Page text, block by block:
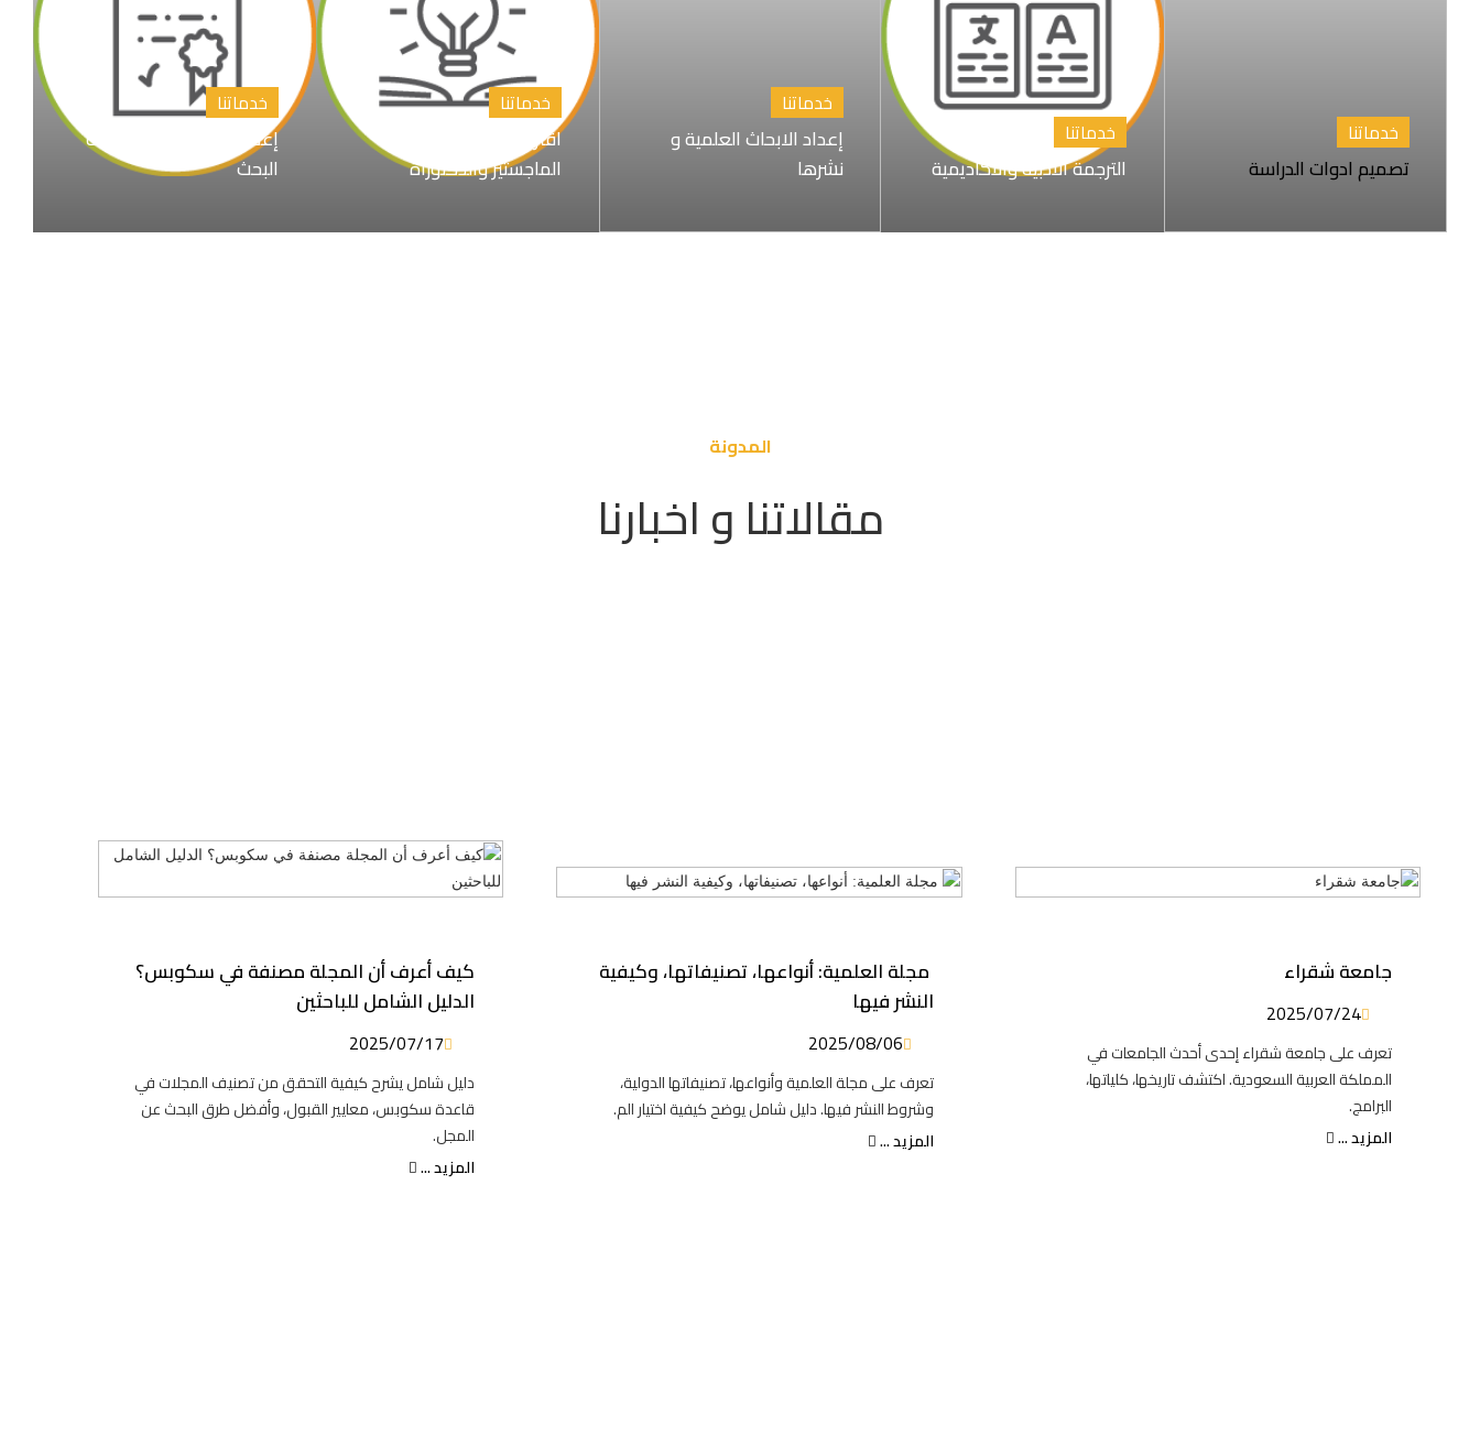
خدماتنا
تصميم ادوات الدراسة
خدماتنا
الترجمة الأدبية والأكاديمية
خدماتنا
إعداد الابحاث العلمية و
نشرها
خدماتنا
اقتراح عناوين رسائل
الماجستير والدكتوراة
خدماتنا
إعداد المقترح البحثي خطة
البحث
المدونة
مقالاتنا و اخبارنا
جامعة شقراء
2025/07/24
تعرف على جامعة شقراء إحدى أحدث الجامعات في
المملكة العربية السعودية. اكتشف تاريخها، كلياتها،
البرامج.
المزيد ...
مجلة العلمية: أنواعها، تصنيفاتها، وكيفية
النشر فيها
2025/08/06
تعرف على مجلة العلمية وأنواعها، تصنيفاتها الدولية،
وشروط النشر فيها. دليل شامل يوضح كيفية اختيار الم.
المزيد ...
كيف أعرف أن المجلة مصنفة في سكوبس؟
الدليل الشامل للباحثين
2025/07/17
دليل شامل يشرح كيفية التحقق من تصنيف المجلات في
قاعدة سكوبس، معايير القبول، وأفضل طرق البحث عن
المجل.
المزيد ...